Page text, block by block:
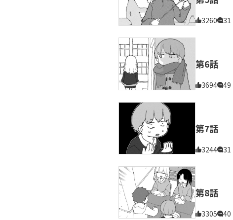
3260 31
第6話
3694 49
第7話
3244 31
第8話
3305 40